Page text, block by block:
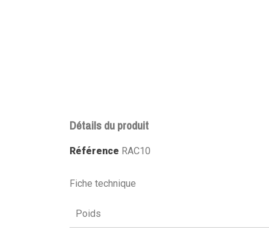
Détails du produit
Référence RAC10
Fiche technique
Poids